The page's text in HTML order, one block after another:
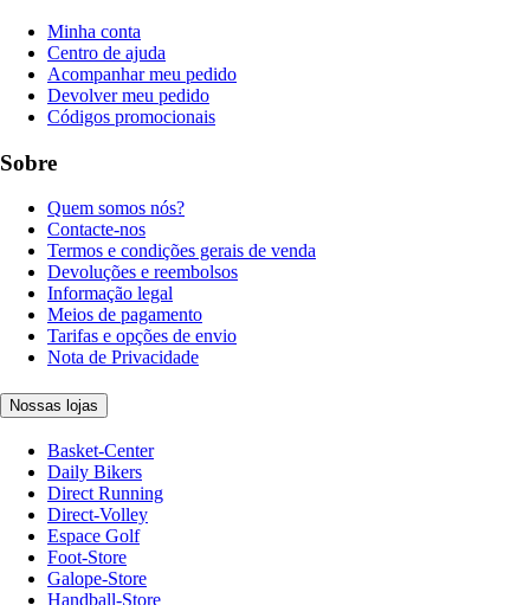
Minha conta
Centro de ajuda
Acompanhar meu pedido
Devolver meu pedido
Códigos promocionais
Sobre
Quem somos nós?
Contacte-nos
Termos e condições gerais de venda
Devoluções e reembolsos
Informação legal
Meios de pagamento
Tarifas e opções de envio
Nota de Privacidade
Nossas lojas
Basket-Center
Daily Bikers
Direct Running
Direct-Volley
Espace Golf
Foot-Store
Galope-Store
Handball-Store